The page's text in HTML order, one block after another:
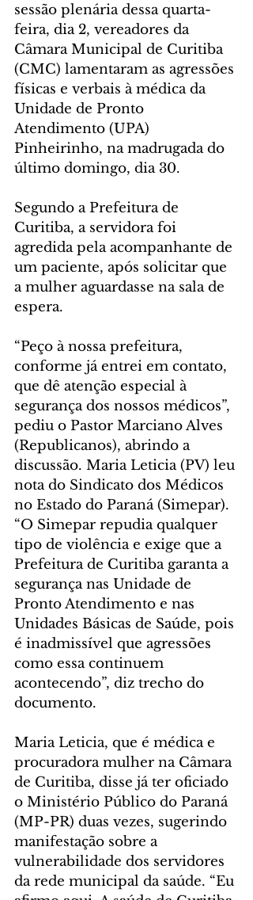
sessão plenária dessa quarta-
feira, dia 2, vereadores da
Câmara Municipal de Curitiba
(CMC) lamentaram as agressões
físicas e verbais à médica da
Unidade de Pronto
Atendimento (UPA)
Pinheirinho, na madrugada do
último domingo, dia 30.
Segundo a Prefeitura de
Curitiba, a servidora foi
agredida pela acompanhante de
um paciente, após solicitar que
a mulher aguardasse na sala de
espera.
“Peço à nossa prefeitura,
conforme já entrei em contato,
que dê atenção especial à
segurança dos nossos médicos”,
pediu o Pastor Marciano Alves
(Republicanos), abrindo a
discussão. Maria Leticia (PV) leu
nota do Sindicato dos Médicos
no Estado do Paraná (Simepar).
“O Simepar repudia qualquer
tipo de violência e exige que a
Prefeitura de Curitiba garanta a
segurança nas Unidade de
Pronto Atendimento e nas
Unidades Básicas de Saúde, pois
é inadmissível que agressões
como essa continuem
acontecendo”, diz trecho do
documento.
Maria Leticia, que é médica e
procuradora mulher na Câmara
de Curitiba, disse já ter oficiado
o Ministério Público do Paraná
(MP-PR) duas vezes, sugerindo
manifestação sobre a
vulnerabilidade dos servidores
da rede municipal da saúde. “Eu